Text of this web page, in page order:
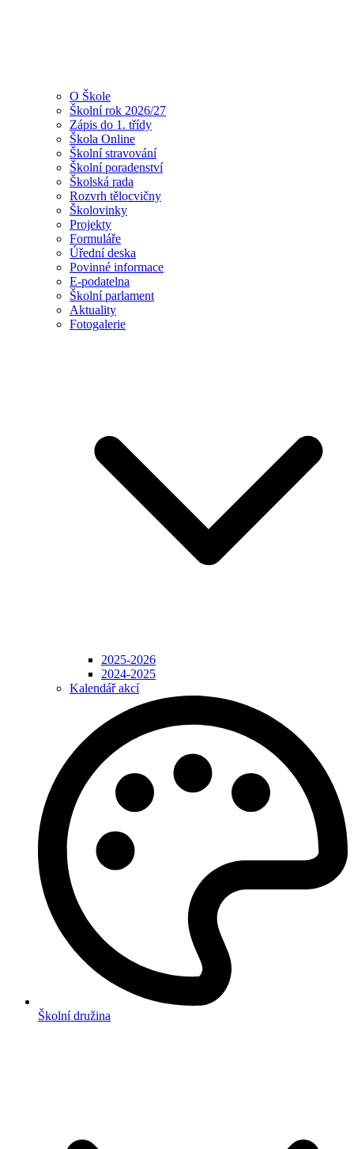
O Škole
Školní rok 2026/27
Zápis do 1. třídy
Škola Online
Školní stravování
Školní poradenství
Školská rada
Rozvrh tělocvičny
Školovinky
Projekty
Formuláře
Úřední deska
Povinné informace
E-podatelna
Školní parlament
Aktuality
Fotogalerie
2025-2026
2024-2025
Kalendář akcí
Školní družina